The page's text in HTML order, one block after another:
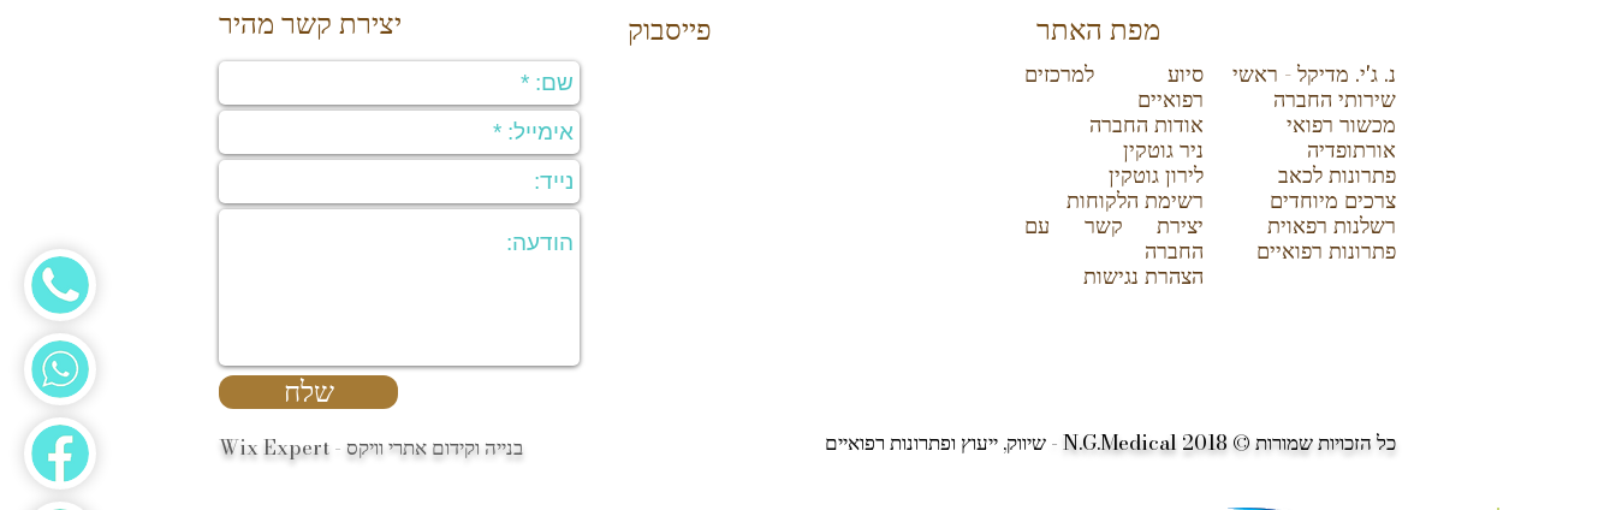
יצירת קשר מהיר
שלח
פייסבוק מפת האתר
סיוע למרכזים
רפואיים
אודות החברה
ניר גוטקין
לירון גוטקין
רשימת הלקוחות
יצירת קשר עם
החברה
הצהרת נגישות
נ. ג'י. מדיקל - ראשי
שירותי החברה
מכשור רפואי
אורתופדיה
פתרונות לכאב
צרכים מיוחדים
רשלנות רפאוית
פתרונות רפואיים
בנייה וקידום אתרי וויקס - Wix Expert כל הזכויות שמורות © 2018 N.G.Medical - שיווק, ייעוץ ופתרונות רפואיים